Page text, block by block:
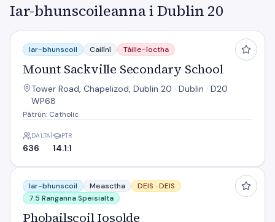
Iar-bhunscoileanna i Dublin 20
Mount Sackville Secondary School
Iar-bhunscoil Cailíní Táille-íoctha
Mount Sackville Secondary School
Tower Road, Chapelizod, Dublin 20 · Dublin · D20
WP68
Pátrún: Catholic
DALTAÍ
636
PTR
14.1:1
Phobailscoil Iosolde
Iar-bhunscoil Measctha DEIS · DEIS
7.5 Ranganna Speisialta
Phobailscoil Iosolde